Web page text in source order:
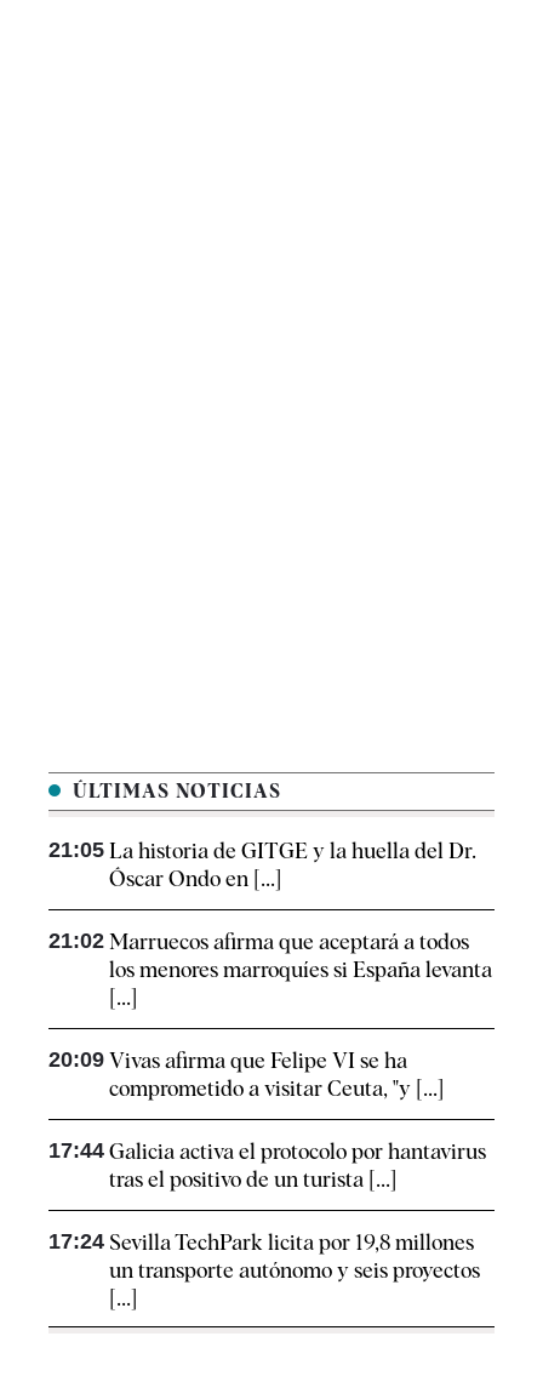
ÚLTIMAS NOTICIAS
21:05 La historia de GITGE y la huella del Dr.
Óscar Ondo en [...]
21:02 Marruecos afirma que aceptará a todos
los menores marroquíes si España levanta
[...]
20:09 Vivas afirma que Felipe VI se ha
comprometido a visitar Ceuta, "y [...]
17:44 Galicia activa el protocolo por hantavirus
tras el positivo de un turista [...]
17:24 Sevilla TechPark licita por 19,8 millones
un transporte autónomo y seis proyectos
[...]